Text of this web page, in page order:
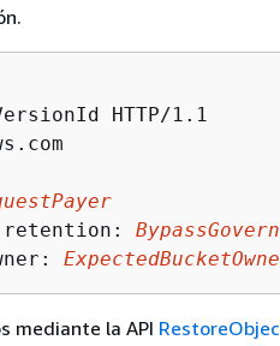
HTTP/1.1
retention:
mediante la API